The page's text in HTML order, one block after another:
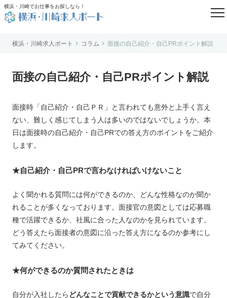
横浜・川崎でお仕事をお探しなら！ 
はじめての方へ
転職お役立ち情報
運営会社案内
個人情報保護方針
お問い合わせ
お電話でのお問い合わせ
0120-003-213
横浜・川崎求人ポート  コラム  面接の自己紹介・自己PRポイント解説
面接の自己紹介・自己PRポイント解説
面接時「自己紹介・自己ＰＲ」と言われても意外と上手く言え
ない、難しく感じてしまう人は多いのではないでしょうか。本
日は面接時の自己紹介・自己PRでの答え方のポイントをご紹介
します。
★自己紹介・自己PRで言わなければいけないこと
よく聞かれる質問には何ができるのか、どんな性格なのか聞か
れることが多くなっております。面接官の意図としては応募職
種で活躍できるか、社風に合った人なのかを見られています。
どう答えたら面接者の意図に沿った答え方になるのか参考にし
てみてください。
★何ができるのか質問されたときは
自分が入社したら どんなことで貢献できるかという意識で自分